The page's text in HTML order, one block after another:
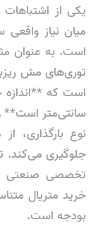
یکی از
میان نیاز
است. به عنوان
توری‌های مش
سانتی‌متر است**
نوع
جلوگیری می‌کند.
تخصصی صنعتی
خرید متریال
بودجه است.